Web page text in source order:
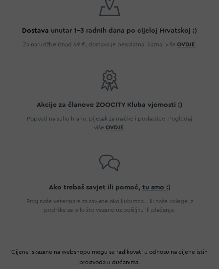
Dostava unutar 1-3 radnih dana po cijeloj Hrvatskoj :)
Za narudžbe iznad 49 €, dostava je besplatna. Saznaj više OVDJE
Akcije za članove ZOOCITY Kluba vjernosti :)
Popusti na suhu hranu, pijesak za mačke i poslastice. Pogledaj
više OVDJE
Ako trebaš savjet ili pomoć, tu smo :)
Pitaj naše veterinare za savjete oko ljubimca... Ili naše kolege iz
podrške za bilo što vezano uz pošiljku ili plaćanje.
Cijene iskazane na webshopu mogu se razlikovati u odnosu na cijene istih
proizvoda u dućanima.